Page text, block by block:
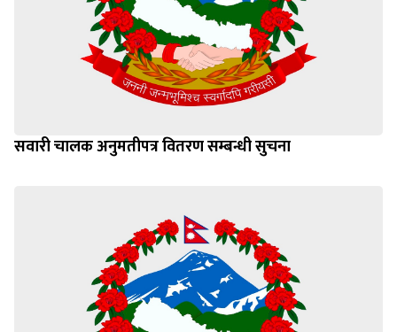
सवारी चालक अनुमतीपत्र वितरण सम्बन्धी सुचना